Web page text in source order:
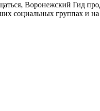
Воронежский Гид
социальных группах и на